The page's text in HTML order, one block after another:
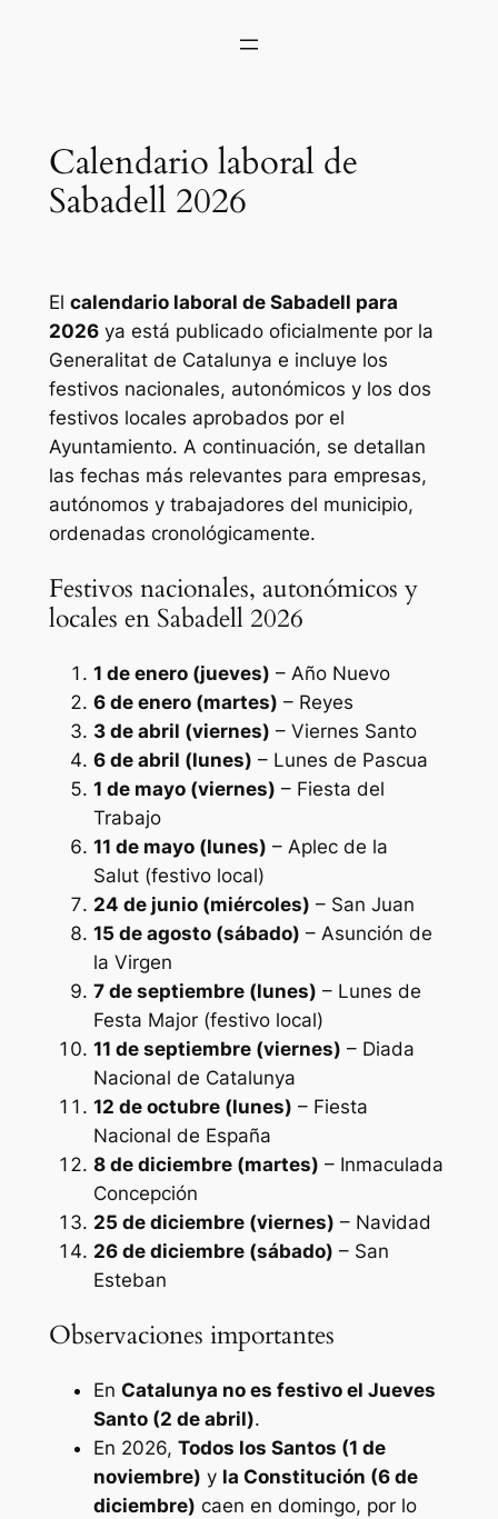
Calendario laboral de
Sabadell 2026
El calendario laboral de Sabadell para
2026ya está publicado oficialmente por la
Generalitat de Catalunya e incluye los
festivos nacionales, autonómicos y los dos
festivos locales aprobados por el
Ayuntamiento. A continuación, se detallan
las fechas más relevantes para empresas,
autónomos y trabajadores del municipio,
ordenadas cronológicamente.
Festivos nacionales, autonómicos y
locales en Sabadell 2026
1 de enero (jueves) – Año Nuevo
6 de enero (martes) – Reyes
3 de abril (viernes) – Viernes Santo
6 de abril (lunes) – Lunes de Pascua
1 de mayo (viernes) – Fiesta del
Trabajo
11 de mayo (lunes) – Aplec de la
Salut (festivo local)
24 de junio (miércoles) – San Juan
15 de agosto (sábado) – Asunción de
la Virgen
7 de septiembre (lunes) – Lunes de
Festa Major (festivo local)
11 de septiembre (viernes) – Diada
Nacional de Catalunya
12 de octubre (lunes) – Fiesta
Nacional de España
8 de diciembre (martes) – Inmaculada
Concepción
25 de diciembre (viernes) – Navidad
26 de diciembre (sábado) – San
Esteban
Observaciones importantes
En Catalunya no es festivo el Jueves
Santo (2 de abril).
En 2026, Todos los Santos (1 de
noviembre) y la Constitución (6 de
diciembre) caen en domingo, por lo